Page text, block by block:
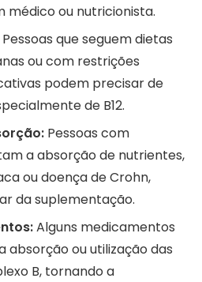
médico ou nutricionista.
Pessoas que seguem dietas
ou com restrições
podem precisar de
de B12.
Pessoas com
a absorção de nutrientes,
ou doença de Crohn,
da suplementação.
Alguns medicamentos
absorção ou utilização das
B, tornando a